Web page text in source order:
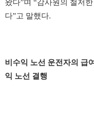
왔다”며 “감사원의 철저
다”고 말했다.
비수익 노선 운전자의 급
익 노선 결행